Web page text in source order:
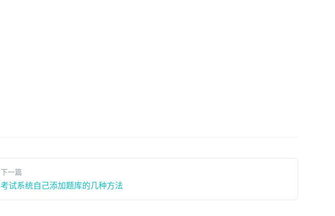
下一篇
考试系统自己添加题库的几种方法